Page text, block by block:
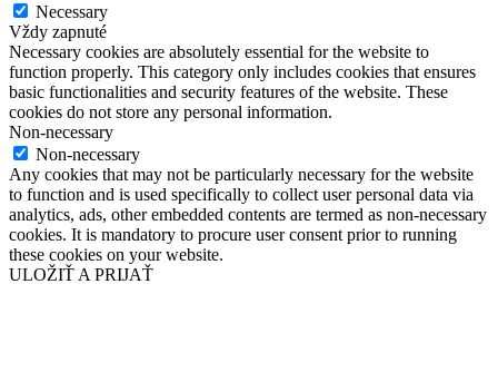
Necessary
Vždy zapnuté
Necessary cookies are absolutely essential for the website to
function properly. This category only includes cookies that ensures
basic functionalities and security features of the website. These
cookies do not store any personal information.
Non-necessary
Non-necessary
Any cookies that may not be particularly necessary for the website
to function and is used specifically to collect user personal data via
analytics, ads, other embedded contents are termed as non-necessary
cookies. It is mandatory to procure user consent prior to running
these cookies on your website.
ULOŽIŤ A PRIJAŤ